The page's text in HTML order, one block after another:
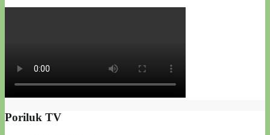
Poriluk TV